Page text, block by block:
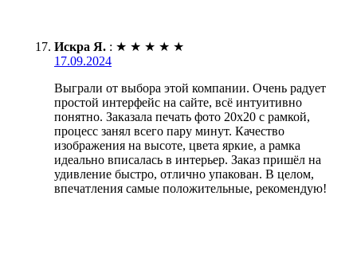
Искра Я. : ★ ★ ★ ★ ★
17.09.2024
Выграли от выбора этой компании. Очень радует
простой интерфейс на сайте, всё интуитивно
понятно. Заказала печать фото 20х20 с рамкой,
процесс занял всего пару минут. Качество
изображения на высоте, цвета яркие, а рамка
идеально вписалась в интерьер. Заказ пришёл на
удивление быстро, отлично упакован. В целом,
впечатления самые положительные, рекомендую!